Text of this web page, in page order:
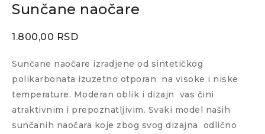
Sunčane naočare
1.800,00 RSD
Sunčane naočare izradjene od sintetičkog
polikarbonata izuzetno otporan
na visoke i niske
temperature. Moderan oblik i dizajn
vas čini
atraktivnim i prepoznatljivim. Svaki model naših
sunčanih naočara koje zbog svog dizajna
odlično